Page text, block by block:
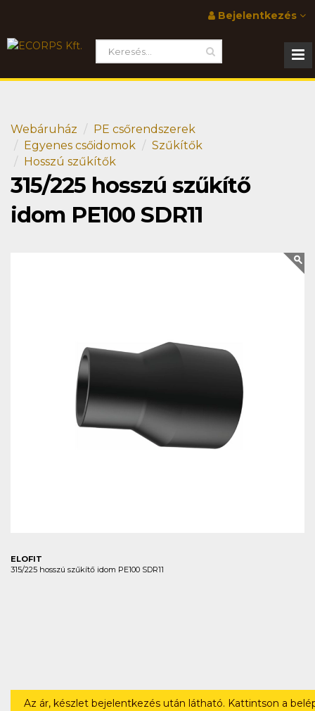
Bejelentkezés
Webáruház
PE csőrendszerek
Egyenes csőidomok
Szűkítők
Hosszú szűkítők
315/225 hosszú szűkítő
idom PE100 SDR11
ELOFIT
315/225 hosszú szűkítő idom PE100 SDR11
Az ár, készlet bejelentkezés után látható. Kattintson a